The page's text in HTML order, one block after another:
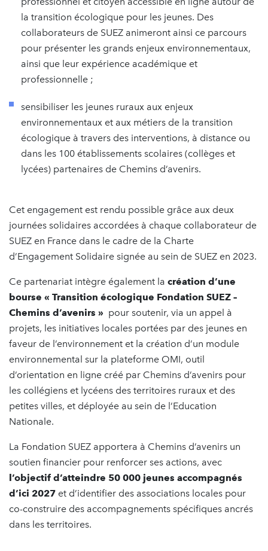
la transition écologique pour les jeunes. Des
collaborateurs de SUEZ animeront ainsi ce parcours
pour présenter les grands enjeux environnementaux,
ainsi que leur expérience académique et
professionnelle ;
sensibiliser les jeunes ruraux aux enjeux
environnementaux et aux métiers de la transition
écologique à travers des interventions, à distance ou
dans les 100 établissements scolaires (collèges et
lycées) partenaires de Chemins d’avenirs.
Cet engagement est rendu possible grâce aux deux
journées solidaires accordées à chaque collaborateur de
SUEZ en France dans le cadre de la Charte
d’Engagement Solidaire signée au sein de SUEZ en 2023.
Ce partenariat intègre également la création d’une
bourse « Transition écologique Fondation SUEZ –
Chemins d’avenirs » pour soutenir, via un appel à
projets, les initiatives locales portées par des jeunes en
faveur de l’environnement et la création d’un module
environnemental sur la plateforme OMI, outil
d’orientation en ligne créé par Chemins d’avenirs pour
les collégiens et lycéens des territoires ruraux et des
petites villes, et déployée au sein de l’Education
Nationale.
La Fondation SUEZ apportera à Chemins d’avenirs un
soutien financier pour renforcer ses actions, avec
l’objectif d’atteindre 50 000 jeunes accompagnés
d’ici 2027 et d’identifier des associations locales pour
co-construire des accompagnements spécifiques ancrés
dans les territoires.